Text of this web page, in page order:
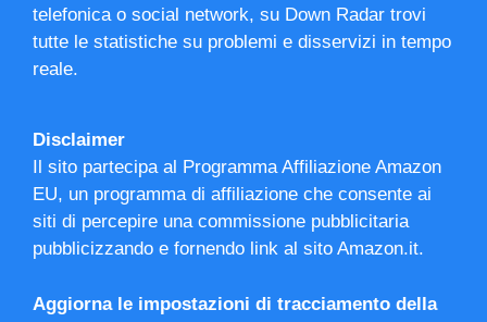
telefonica o social network, su Down Radar trovi
tutte le statistiche su problemi e disservizi in tempo
reale.
Disclaimer
Il sito partecipa al Programma Affiliazione Amazon
EU, un programma di affiliazione che consente ai
siti di percepire una commissione pubblicitaria
pubblicizzando e fornendo link al sito Amazon.it.
Aggiorna le impostazioni di tracciamento della